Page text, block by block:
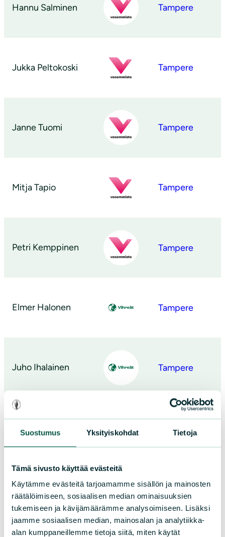
Suostumus Yksityiskohdat Tietoja
Tämä sivusto käyttää evästeitä
Käytämme evästeitä tarjoamamme sisällön ja mainosten
räätälöimiseen, sosiaalisen median ominaisuuksien
tukemiseen ja kävijämäärämme analysoimiseen. Lisäksi
jaamme sosiaalisen median, mainosalan ja analytiikka-
alan kumppaneillemme tietoja siitä, miten käytät
Hannu Salminen Tampere
Jukka Peltokoski Tampere
Janne Tuomi Tampere
Mitja Tapio Tampere
Petri Kemppinen Tampere
Elmer Halonen Tampere
Juho Ihalainen Tampere
Anne Liimola Tampere
Julia Sangervo Tampere